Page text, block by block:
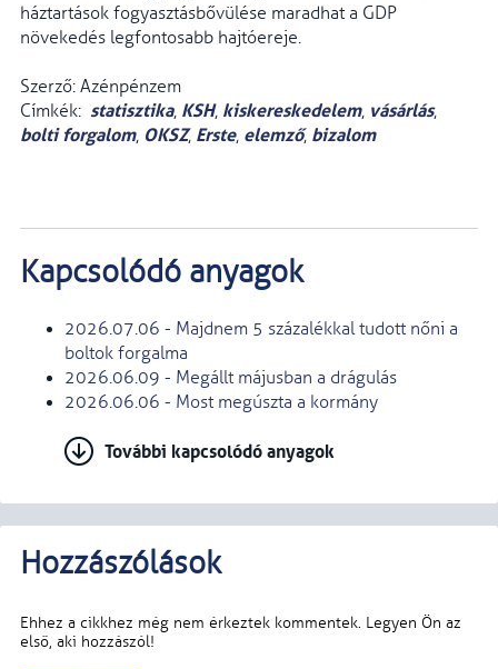
háztartások fogyasztásbővülése maradhat a GDP
növekedés legfontosabb hajtóereje.
Szerző: Azénpénzem
Címkék: statisztika, KSH, kiskereskedelem, vásárlás,
bolti forgalom, OKSZ, Erste, elemző, bizalom
Kapcsolódó anyagok
2026.07.06 - Majdnem 5 százalékkal tudott nőni a
boltok forgalma
2026.06.09 - Megállt májusban a drágulás
2026.06.06 - Most megúszta a kormány
További kapcsolódó anyagok